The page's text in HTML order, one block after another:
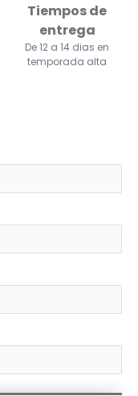
Tiempos de
entrega
De 12 a 14 dias en
temporada alta